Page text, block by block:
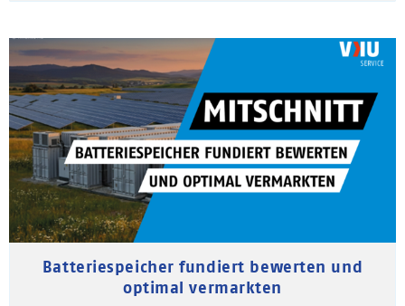
Batteriespeicher fundiert bewerten und
optimal vermarkten